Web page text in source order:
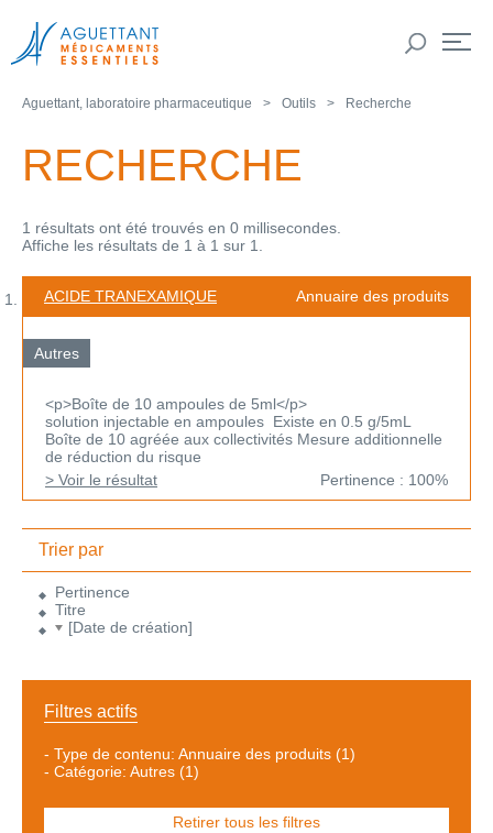
Aguettant, laboratoire pharmaceutique Outils Recherche
RECHERCHE
1 résultats ont été trouvés en 0 millisecondes.
Affiche les résultats de 1 à 1 sur 1.
ACIDE TRANEXAMIQUE Annuaire des produits
Autres
<p>Boîte de 10 ampoules de 5ml</p>
solution injectable en ampoules Existe en 0.5 g/5mL
Boîte de 10 agréée aux collectivités Mesure additionnelle
de réduction du risque
> Voir le résultat
Pertinence : 100%
Trier par
Pertinence
Titre
[Date de création]
Filtres actifs
- Type de contenu: Annuaire des produits (1)
- Catégorie: Autres (1)
Retirer tous les filtres